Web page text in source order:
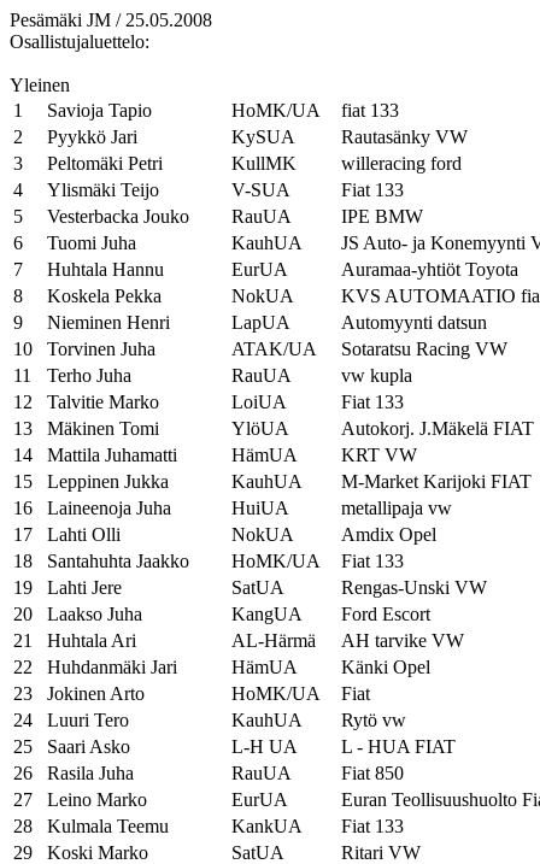
Pesämäki JM / 25.05.2008
Osallistujaluettelo:
Yleinen
1
Savioja Tapio HoMK/UA
fiat 133
2
Pyykkö Jari KySUA
Rautasänky VW
3
Peltomäki Petri KullMK
willeracing ford
4
Ylismäki Teijo V-SUA
Fiat 133
5
Vesterbacka Jouko RauUA
IPE BMW
6
Tuomi Juha KauhUA
JS Auto- ja Konemyynti
7
Huhtala Hannu EurUA
Auramaa-yhtiöt Toyota
8
Koskela Pekka NokUA
KVS AUTOMAATIO
9
Nieminen Henri LapUA
Automyynti datsun
10
Torvinen Juha ATAK/UA
Sotaratsu Racing VW
11
Terho Juha RauUA
vw kupla
12
Talvitie Marko LoiUA
Fiat 133
13
Mäkinen Tomi YlöUA
Autokorj. J.Mäkelä FIAT
14
Mattila Juhamatti HämUA
KRT VW
15
Leppinen Jukka KauhUA
M-Market Karijoki FIAT
16
Laineenoja Juha HuiUA
metallipaja vw
17
Lahti Olli NokUA
Amdix Opel
18
Santahuhta Jaakko HoMK/UA
Fiat 133
19
Lahti Jere SatUA
Rengas-Unski VW
20
Laakso Juha KangUA
Ford Escort
21
Huhtala Ari AL-Härmä
AH tarvike VW
22
Huhdanmäki Jari HämUA
Känki Opel
23
Jokinen Arto HoMK/UA
Fiat
24
Luuri Tero KauhUA
Rytö vw
25
Saari Asko L-H UA
L - HUA FIAT
26
Rasila Juha RauUA
Fiat 850
27
Leino Marko EurUA
Euran Teollisuushuolto
28
Kulmala Teemu KankUA
Fiat 133
29
Koski Marko SatUA
Ritari VW